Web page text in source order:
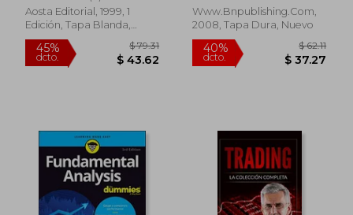
Aosta Editorial, 1999, 1
Edición, Tapa Blanda,
Nuevo
Www.bnpublishing.com,
2008, Tapa Dura, Nuevo